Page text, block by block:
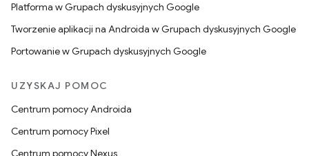
Platforma w Grupach dyskusyjnych Google
Tworzenie aplikacji na Androida w Grupach dyskusyjnych Google
Portowanie w Grupach dyskusyjnych Google
UZYSKAJ POMOC
Centrum pomocy Androida
Centrum pomocy Pixel
Centrum pomocy Nexus